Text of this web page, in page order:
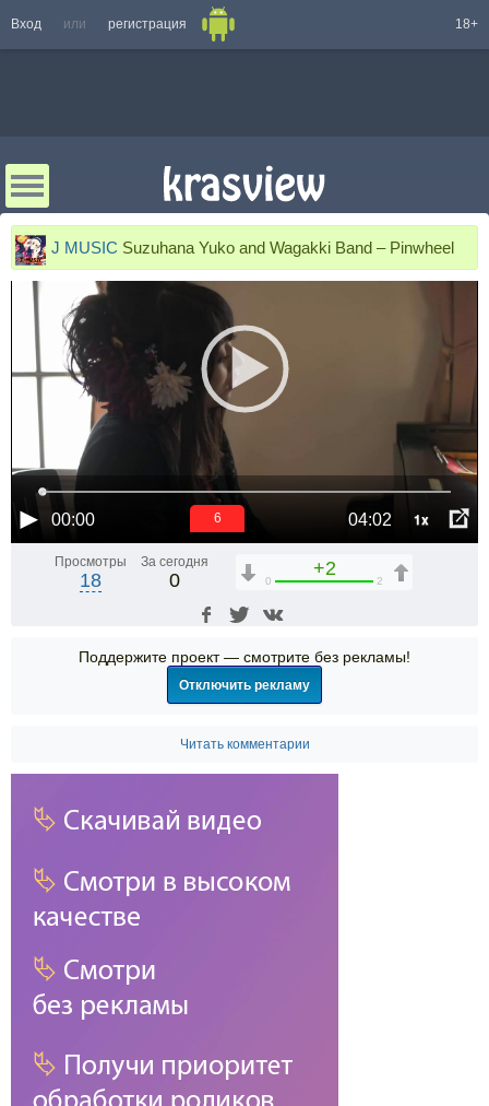
Вход или регистрация 18+
J MUSIC Suzuhana Yuko and Wagakki Band – Pinwheel
00:00 04:02 1x
6
Просмотры
18
За сегодня
0
+2
0 2
Поддержите проект — смотрите без рекламы!
Отключить рекламу
Читать комментарии